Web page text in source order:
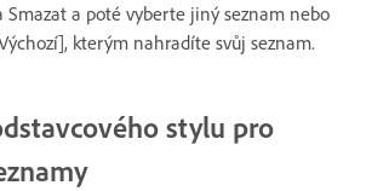
Smazat a poté vyberte jiný seznam nebo
kterým nahradíte svůj seznam.
stylu pro